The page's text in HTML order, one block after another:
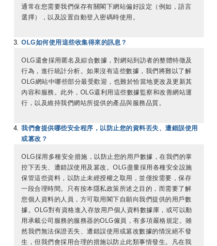
通常在您需要我們保存有關閣下網站偏好設定（例如，語言
選擇），以及設置自動登入密碼時使用。
OLG如何使用這些收集得來的訊息？
OLG還會採用匿名及綜合數據，對網站到訪者的整體特徵及
行為，進行統計分析。如果沒有這些數據，我們將難以了解
OLG網站中哪些部分最受歡迎，也難於恰當地更改及更新其
內容和服務。此外，OLG還利用這些數據監察和改善網站運
行，以及維持我們網站所提供的產品與服務品質。
我們會提供哪些安全程序，以防止您的資料丟失、遭錯誤使用
或篡改？
OLG採用多種安全措施，以防止您的用戶數據，在我們的掌
控下丟失、遭錯誤使用及篡改。OLG盡量採用各種安全設施
保管這些資料，以防止未經授權之取用，並僅按需要，保存
一段合理時間。只有按本隱私政策所述之目的，而需要了解
您個人資料的人員，方可取用閣下自願向我們提供的用戶數
據。OLG對有資格進入存放用戶個人資料數據庫，或可以動
用承載公司服務的服務器的OLG僱員，有多項嚴格規定。雖
然我們無法保證丟失、遭錯誤使用或篡改數據的情況絕不發
生，但我們會採用合理的措施以防止此類事情發生。凡在我